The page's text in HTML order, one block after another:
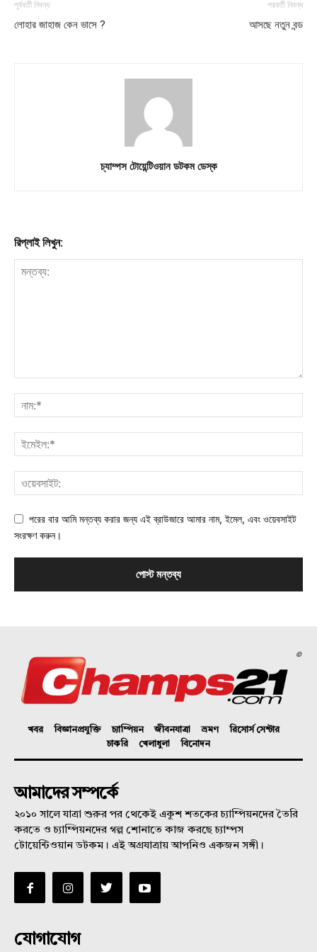
পূর্ববর্তী নিবন্ধ
লোহার জাহাজ কেন ভাসে ?
পরবর্তী নিবন্ধ
আসছে নতুন বন্ড
চ্যাম্পস টোয়েন্টিওয়ান ডটকম ডেস্ক
রিপ্লাই লিখুন:
পরের বার আমি মন্তব্য করার জন্য এই ব্রাউজারে আমার নাম, ইমেল, এবং ওয়েবসাইট
সংরক্ষণ করুন।
©
খবর বিজ্ঞানপ্রযুক্তি চ্যাম্পিয়ন জীবনযাত্রা ভ্রমণ
রিসোর্স সেন্টার
চাকরি
খেলাধুলা বিনোদন
আমাদের সম্পর্কে
২০১০ সালে যাত্রা শুরুর পর থেকেই একুশ শতকের চ্যাম্পিয়নদের তৈরি
করতে ও চ্যাম্পিয়নদের গল্প শোনাতে কাজ করছে চ্যাম্পস
টোয়েন্টিওয়ান ডটকম। এই অগ্রযাত্রায় আপনিও একজন সঙ্গী।
যোগাযোগ